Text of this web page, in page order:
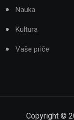
Nauka
Kultura
Vaše priče
Copyright ©